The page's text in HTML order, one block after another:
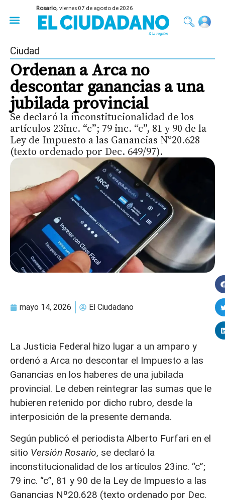
Rosario,viernes 07 de agosto de 2026
Ciudad
Ordenan a Arca no
descontar ganancias a una
jubilada provincial
Se declaró la inconstitucionalidad de los
artículos 23inc. “c”; 79 inc. “c”, 81 y 90 de la
Ley de Impuesto a las Ganancias Nº20.628
(texto ordenado por Dec. 649/97).
mayo 14, 2026 El Ciudadano
La Justicia Federal hizo lugar a un amparo y
ordenó a Arca no descontar el Impuesto a las
Ganancias en los haberes de una jubilada
provincial. Le deben reintegrar las sumas que le
hubieren retenido por dicho rubro, desde la
interposición de la presente demanda.
Según publicó el periodista Alberto Furfari en el
sitio Versión Rosario, se declaró la
inconstitucionalidad de los artículos 23inc. “c”;
79 inc. “c”, 81 y 90 de la Ley de Impuesto a las
Ganancias Nº20.628 (texto ordenado por Dec.